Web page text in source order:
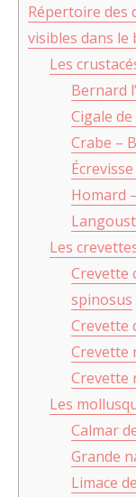
Répertoire des
visibles dans
Les
Bernard
Cigale
Crabe –
Homard
Les
Crevette
spinosus
Crevette
Crevette
Crevette
Les
Calmar
Grande
Limace